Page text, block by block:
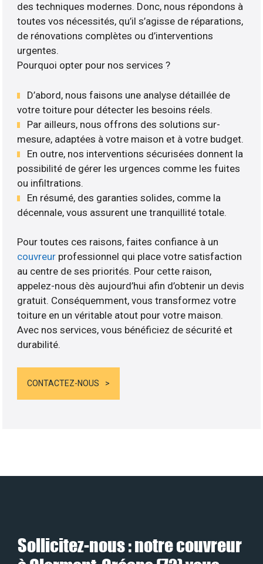
des techniques modernes. Donc, nous répondons à
toutes vos nécessités, qu’il s’agisse de réparations,
de rénovations complètes ou d’interventions
urgentes.
Pourquoi opter pour nos services ?
D’abord, nous faisons une analyse détaillée de
votre toiture pour détecter les besoins réels.
Par ailleurs, nous offrons des solutions sur-
mesure, adaptées à votre maison et à votre budget.
En outre, nos interventions sécurisées donnent la
possibilité de gérer les urgences comme les fuites
ou infiltrations.
En résumé, des garanties solides, comme la
décennale, vous assurent une tranquillité totale.
Pour toutes ces raisons, faites confiance à un
couvreur professionnel qui place votre satisfaction
au centre de ses priorités. Pour cette raison,
appelez-nous dès aujourd’hui afin d’obtenir un devis
gratuit. Conséquemment, vous transformez votre
toiture en un véritable atout pour votre maison.
Avec nos services, vous bénéficiez de sécurité et
durabilité.
CONTACTEZ-NOUS
Sollicitez-nous : notre couvreur